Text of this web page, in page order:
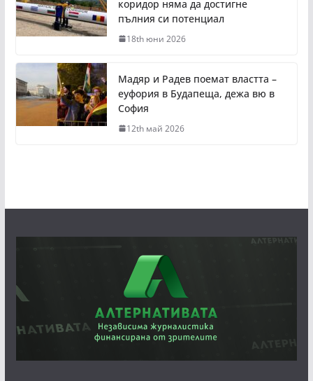
коридор няма да достигне
пълния си потенциал
18th юни 2026
Мадяр и Радев поемат властта –
еуфория в Будапеща, дежа вю в
София
12th май 2026